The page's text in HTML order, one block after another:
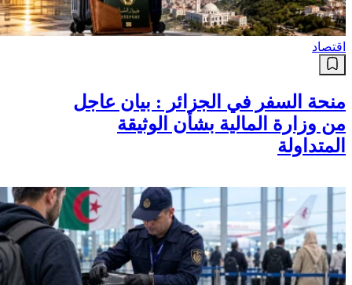
اقتصاد
منحة السفر في الجزائر : بيان عاجل
من وزارة المالية بشأن الوثيقة
المتداولة